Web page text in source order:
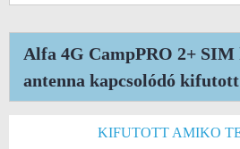
Alfa 4G CampPRO 2+
antenna kapcsolódó
KIFUTOTT AMIKO